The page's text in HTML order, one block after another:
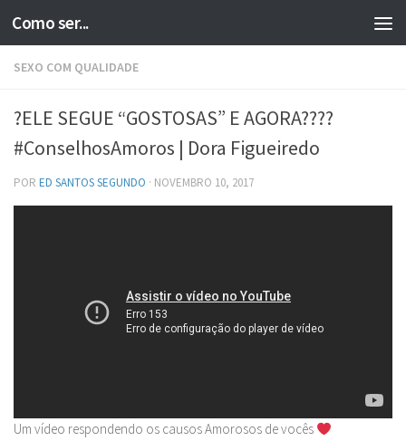
Skip to content
Como ser...
SEXO COM QUALIDADE
?ELE SEGUE “GOSTOSAS” E AGORA????
#ConselhosAmoros | Dora Figueiredo
POR ED SANTOS SEGUNDO · NOVEMBRO 10, 2017
Um vídeo respondendo os causos Amorosos de vocês